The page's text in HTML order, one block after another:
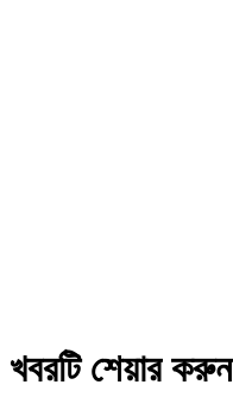
খবরটি শেয়ার করুন